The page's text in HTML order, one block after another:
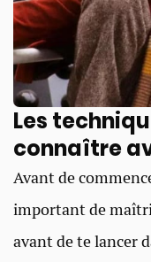
Les
connaître
Avant de
important de
avant de te lancer